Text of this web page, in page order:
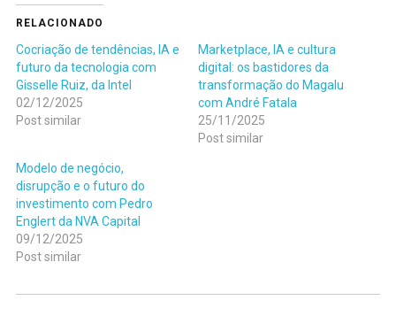
RELACIONADO
Cocriação de tendências, IA e
futuro da tecnologia com
Gisselle Ruiz, da Intel
02/12/2025
Post similar
Marketplace, IA e cultura
digital: os bastidores da
transformação do Magalu
com André Fatala
25/11/2025
Post similar
Modelo de negócio,
disrupção e o futuro do
investimento com Pedro
Englert da NVA Capital
09/12/2025
Post similar